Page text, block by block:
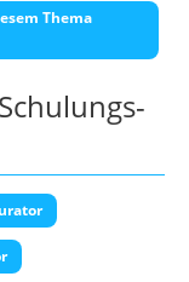
Thema